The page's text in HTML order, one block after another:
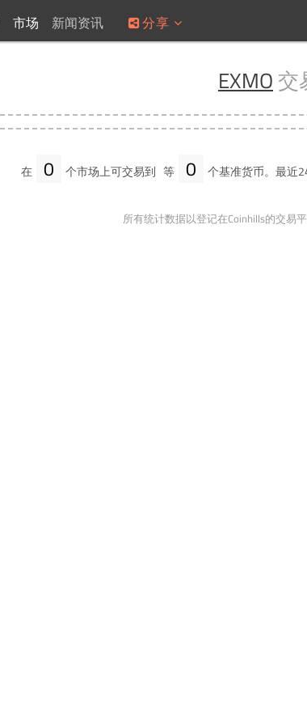
市场 新闻资讯 分享
EXMO 交
在 0 个市场上可交易到 等 0 个基准货币。最近
所有统计数据以登记在Coinhills的交易